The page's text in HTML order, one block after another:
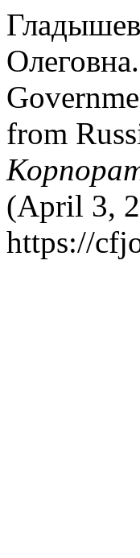
from
(April 3,
https://